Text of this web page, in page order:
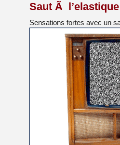
Saut Ã l’elastique
Sensations fortes avec un